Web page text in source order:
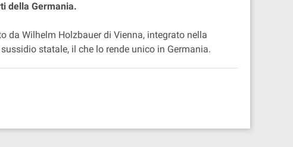
della Germania.
da Wilhelm Holzbauer di Vienna, integrato nella
statale, il che lo rende unico in Germania.